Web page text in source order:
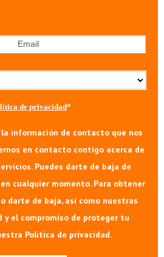
de privacidad*
información de contacto que nos
en contacto contigo acerca de
Puedes darte de baja de
cualquier momento. Para obtener
darte de baja, así como nuestras
y el compromiso de proteger tu
Política de privacidad.